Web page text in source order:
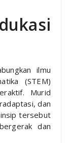
ilmu
(STEM)
Murid
dan
tersebut
dan